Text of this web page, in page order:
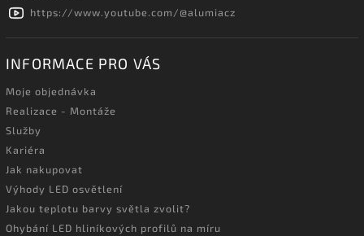
https://www.youtube.com/@alumiacz
INFORMACE PRO VÁS
Moje objednávka
Realizace - Montáže
Služby
Kariéra
Jak nakupovat
Výhody LED osvětlení
Jakou teplotu barvy světla zvolit?
Ohybání LED hliníkových profilů na míru